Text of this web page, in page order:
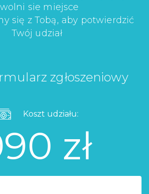
sie miejsce
się z Tobą, aby potwierdzić
Twój udział
zgłoszeniowy
Koszt udziału:
zł